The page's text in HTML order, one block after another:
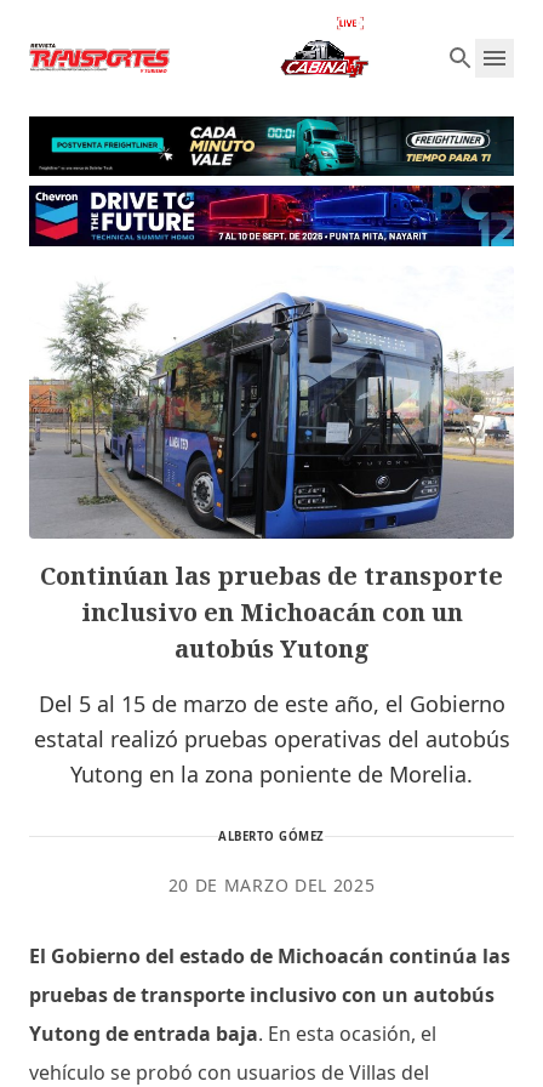
Continúan las pruebas de transporte
inclusivo en Michoacán con un
autobús Yutong
Del 5 al 15 de marzo de este año, el Gobierno
estatal realizó pruebas operativas del autobús
Yutong en la zona poniente de Morelia.
ALBERTO GÓMEZ
20 DE MARZO DEL 2025
El Gobierno del estado de Michoacán continúa las
pruebas de transporte inclusivo con un autobús
Yutong de entrada baja. En esta ocasión, el
vehículo se probó con usuarios de Villas del